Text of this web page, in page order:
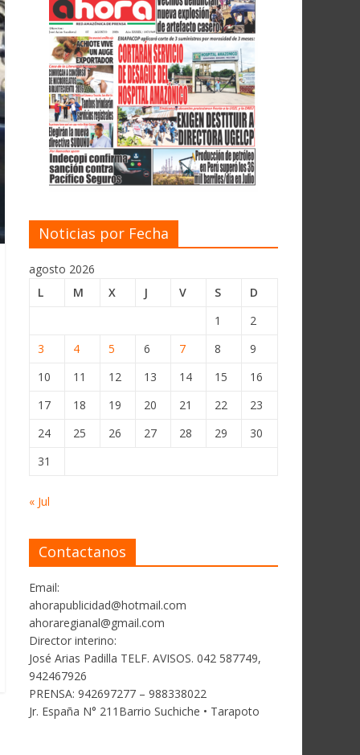
Noticias por Fecha
agosto 2026
L
M X J V S
D
1
2
3
4 5 6 7 8
9
10
11 12 13 14 15
16
17
18 19 20 21 22
23
24
25 26 27 28 29
30
31
« Jul
Contactanos
Email:
ahorapublicidad@hotmail.com
ahoraregianal@gmail.com
Director interino:
José Arias Padilla TELF. AVISOS. 042 587749,
942467926
PRENSA: 942697277 – 988338022
Jr. España N° 211Barrio Suchiche • Tarapoto